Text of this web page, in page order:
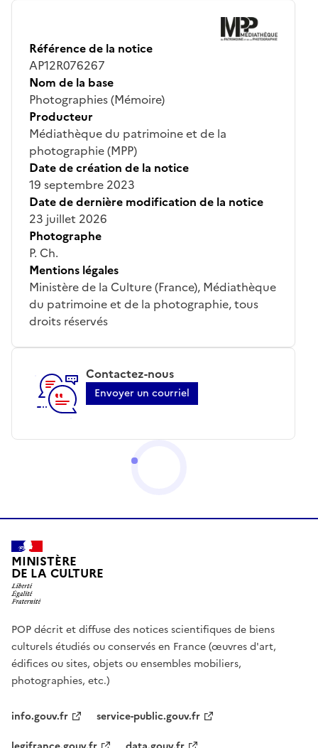
Référence de la notice
AP12R076267
Nom de la base
Photographies (Mémoire)
Producteur
Médiathèque du patrimoine et de la
photographie (MPP)
Date de création de la notice
19 septembre 2023
Date de dernière modification de la notice
23 juillet 2026
Photographe
P. Ch.
Mentions légales
Ministère de la Culture (France), Médiathèque
du patrimoine et de la photographie, tous
droits réservés
Contactez-nous
Envoyer un courriel
MINISTÈRE
DE LA CULTURE
POP décrit et diffuse des notices scientifiques de biens
culturels étudiés ou conservés en France (œuvres d'art,
édifices ou sites, objets ou ensembles mobiliers,
photographies, etc.)
info.gouv.fr
service-public.gouv.fr